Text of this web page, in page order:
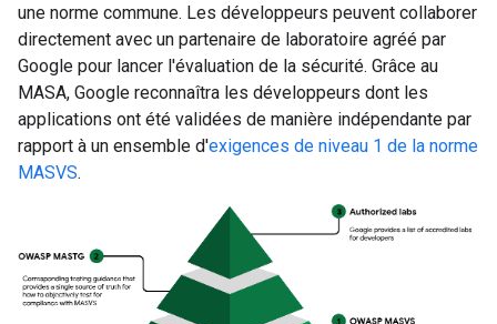
une norme commune. Les développeurs peuvent collaborer
directement avec un partenaire de laboratoire agréé par
Google pour lancer l'évaluation de la sécurité. Grâce au
MASA, Google reconnaîtra les développeurs dont les
applications ont été validées de manière indépendante par
rapport à un ensemble d'exigences de niveau 1 de la norme
MASVS.